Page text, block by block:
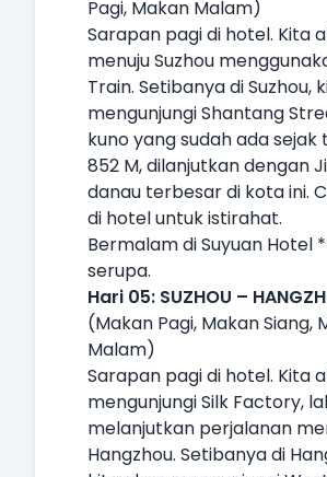
Pagi, Makan Malam)
Sarapan pagi di hotel. Kita
menuju Suzhou
Train. Setibanya di Suzhou,
mengunjungi Shantang
kuno yang sudah ada sejak
852 M, dilanjutkan dengan
danau terbesar di kota ini.
di hotel untuk istirahat.
Bermalam di Suyuan Hotel
serupa.
Hari 05: SUZHOU –
(Makan Pagi, Makan Siang,
Malam)
Sarapan pagi di hotel. Kita
mengunjungi Silk Factory,
melanjutkan perjalanan
Hangzhou. Setibanya di